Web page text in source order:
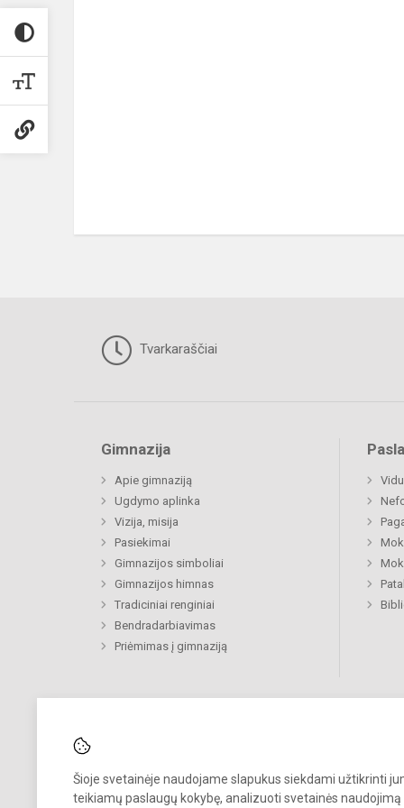
Šioje svetainėje naudojame slapukus siekdami užtikrinti
teikiamų paslaugų kokybę, analizuoti svetainės naudojimą
Tvarkaraščiai
Gimnazija
Apie gimnaziją
Ugdymo aplinka
Vizija, misija
Pasiekimai
Gimnazijos simboliai
Gimnazijos himnas
Tradiciniai renginiai
Bendradarbiavimas
Priėmimas į gimnaziją
Pastebėjote klaidų?